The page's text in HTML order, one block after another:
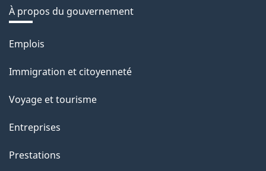
À propos du gouvernement
Thèmes
sujets
Emplois
Immigration et citoyenneté
Voyage et tourisme
Entreprises
Prestations